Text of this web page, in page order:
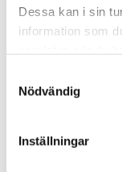
Dessa kan i sin
information som
Nödvändig
Inställningar
Lägg till i